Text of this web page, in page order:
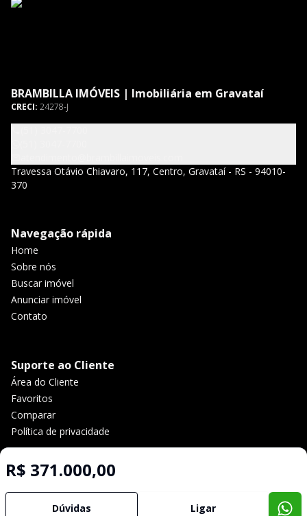
R$ 371.000,00
Dúvidas Ligar
BRAMBILLA IMÓVEIS | Imobiliária em Gravataí
CRECI: 24278-J
Travessa Otávio Chiavaro, 117, Centro, Gravataí - RS - 94010-
370
Navegação rápida
Home
Sobre nós
Buscar imóvel
Anunciar imóvel
Contato
Suporte ao Cliente
Área do Cliente
Favoritos
Comparar
Política de privacidade
Selo de Tecnologia Loft